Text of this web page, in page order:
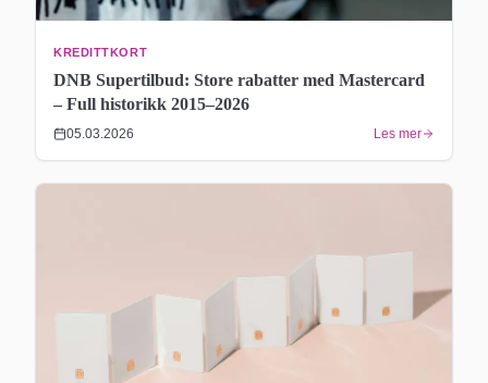
KREDITTKORT
DNB Supertilbud: Store rabatter med Mastercard
– Full historikk 2015–2026
05.03.2026 Les mer